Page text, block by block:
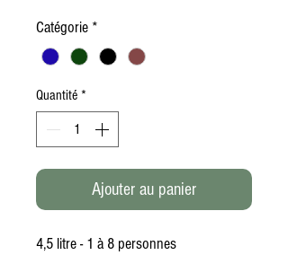
Catégorie *
Quantité *
Ajouter au panier
4,5 litre - 1 à 8 personnes